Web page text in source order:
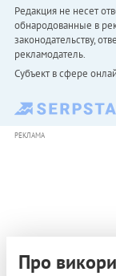
Редакция не несет
обнародованные в
законодательству,
рекламодатель.
Субъект в сфере
РЕКЛАМА
Про